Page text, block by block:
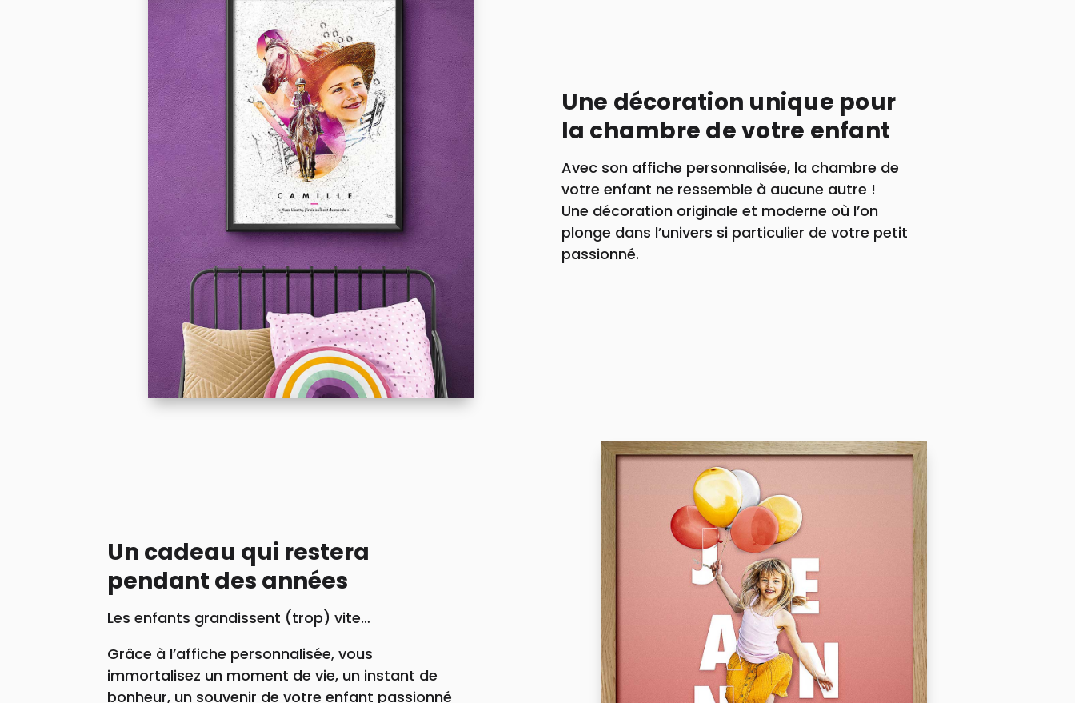
Une décoration unique pour
la chambre de votre enfant
Avec son affiche personnalisée, la chambre de
votre enfant ne ressemble à aucune autre !
Une décoration originale et moderne où l’on
plonge dans l’univers si particulier de votre petit
passionné.
Un cadeau qui restera
pendant des années
Les enfants grandissent (trop) vite…
Grâce à l’affiche personnalisée, vous
immortalisez un moment de vie, un instant de
bonheur, un souvenir de votre enfant passionné